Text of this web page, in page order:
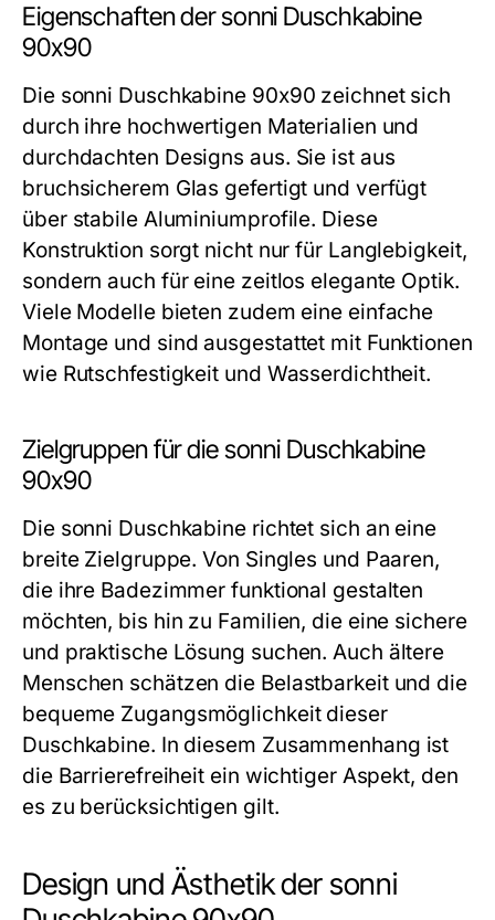
Eigenschaften der sonni Duschkabine
90x90
Die sonni Duschkabine 90x90 zeichnet sich
durch ihre hochwertigen Materialien und
durchdachten Designs aus. Sie ist aus
bruchsicherem Glas gefertigt und verfügt
über stabile Aluminiumprofile. Diese
Konstruktion sorgt nicht nur für Langlebigkeit,
sondern auch für eine zeitlos elegante Optik.
Viele Modelle bieten zudem eine einfache
Montage und sind ausgestattet mit Funktionen
wie Rutschfestigkeit und Wasserdichtheit.
Zielgruppen für die sonni Duschkabine
90x90
Die sonni Duschkabine richtet sich an eine
breite Zielgruppe. Von Singles und Paaren,
die ihre Badezimmer funktional gestalten
möchten, bis hin zu Familien, die eine sichere
und praktische Lösung suchen. Auch ältere
Menschen schätzen die Belastbarkeit und die
bequeme Zugangsmöglichkeit dieser
Duschkabine. In diesem Zusammenhang ist
die Barrierefreiheit ein wichtiger Aspekt, den
es zu berücksichtigen gilt.
Design und Ästhetik der sonni